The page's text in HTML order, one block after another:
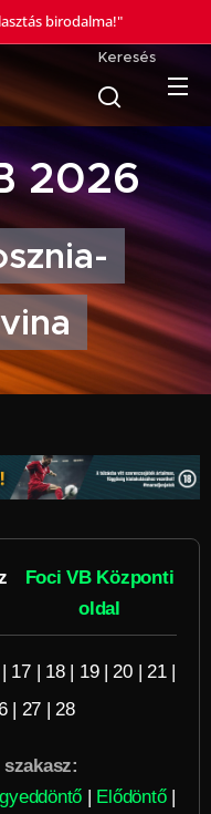
birodalma!"
Keresés
2026
Foci VB Központi
oldal
| 17| 18| 19| 20| 21|
| 27 | 28
| Elődöntő|